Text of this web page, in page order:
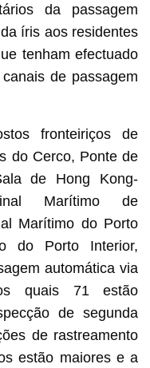
da passagem
íris aos residentes
tenham efectuado
de passagem
fronteiriços de
do Cerco, Ponte de
de Hong Kong-
Marítimo de
Marítimo do Porto
do Porto Interior,
automática via
quais 71 estão
de segunda
de rastreamento
estão maiores e a